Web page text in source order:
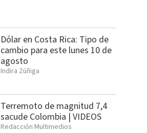
Dólar en Costa Rica: Tipo de
cambio para este lunes 10 de
agosto
Indira Zúñiga
Terremoto de magnitud 7,4
sacude Colombia | VIDEOS
Redacción Multimedios